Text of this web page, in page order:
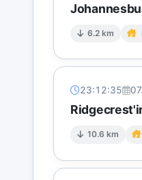
6.2 km
23:12:35
10.6 km